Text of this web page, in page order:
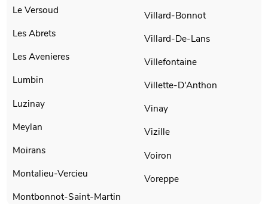
Le Versoud
Les Abrets
Les Avenieres
Lumbin
Luzinay
Meylan
Moirans
Montalieu-Vercieu
Montbonnot-Saint-Martin
Villard-Bonnot
Villard-De-Lans
Villefontaine
Villette-D'Anthon
Vinay
Vizille
Voiron
Voreppe